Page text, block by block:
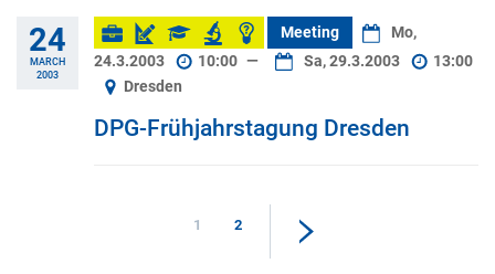
24
MARCH
2003
Meeting
Mo,
24.3.2003
10:00 — Sa, 29.3.2003
13:00
Dresden
DPG-Frühjahrstagung Dresden
1 2